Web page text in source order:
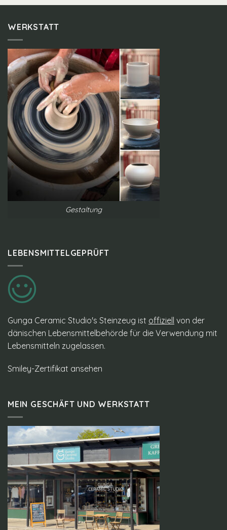
WERKSTATT
Gestaltung
LEBENSMITTELGEPRÜFT
Gunga Ceramic Studio's Steinzeug ist offiziell von der
dänischen Lebensmittelbehörde für die Verwendung mit
Lebensmitteln zugelassen.
Smiley-Zertifikat ansehen
MEIN GESCHÄFT UND WERKSTATT